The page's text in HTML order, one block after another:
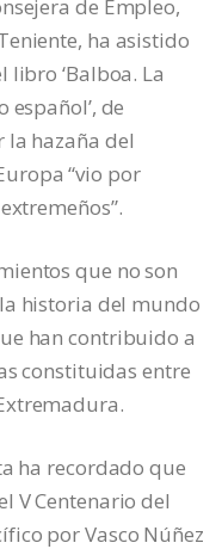
de Empleo,
ha asistido
libro ‘Balboa. La
de
la hazaña del
“vio por
que no son
historia del mundo
han contribuido a
constituidas entre
ha recordado que
V Centenario del
por Vasco Núñez